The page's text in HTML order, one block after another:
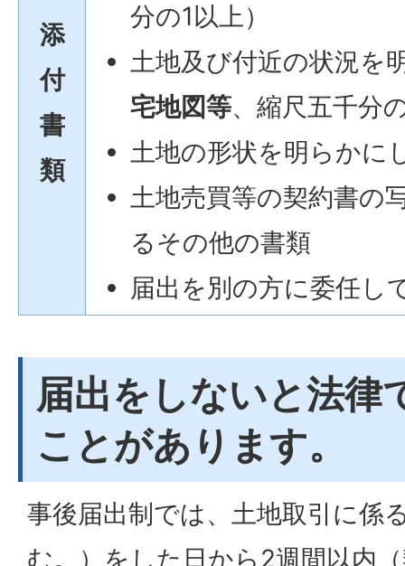
添
付
書
類
分の1以上）
土地及び付近の状況を
宅地図等、縮尺五千分
土地の形状を明らかに
土地売買等の契約書の
るその他の書類
届出を別の方に委任し
届出をしないと法律
ことがあります。
事後届出制では、土地取引に係
む。）をした日から2週間以内